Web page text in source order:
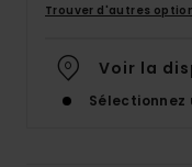
Trouver d'autres
Voir la
Sélectionnez